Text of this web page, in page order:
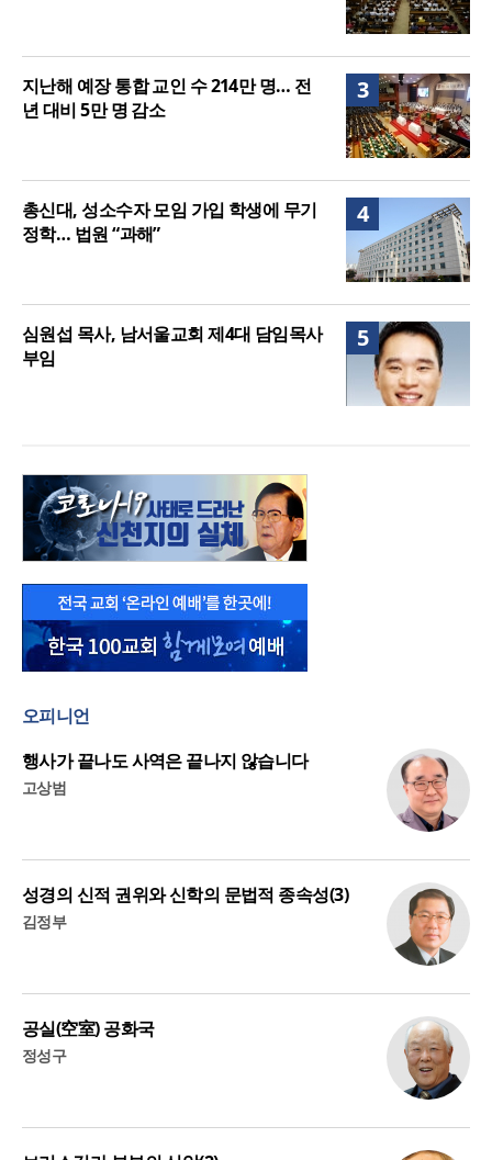
3
지난해 예장 통합 교인 수 214만 명… 전
년 대비 5만 명 감소
4
총신대, 성소수자 모임 가입 학생에 무기
정학… 법원 “과해”
5
심원섭 목사, 남서울교회 제4대 담임목사
부임
오피니언
행사가 끝나도 사역은 끝나지 않습니다
고상범
성경의 신적 권위와 신학의 문법적 종속성(3)
김정부
공실(空室) 공화국
정성구